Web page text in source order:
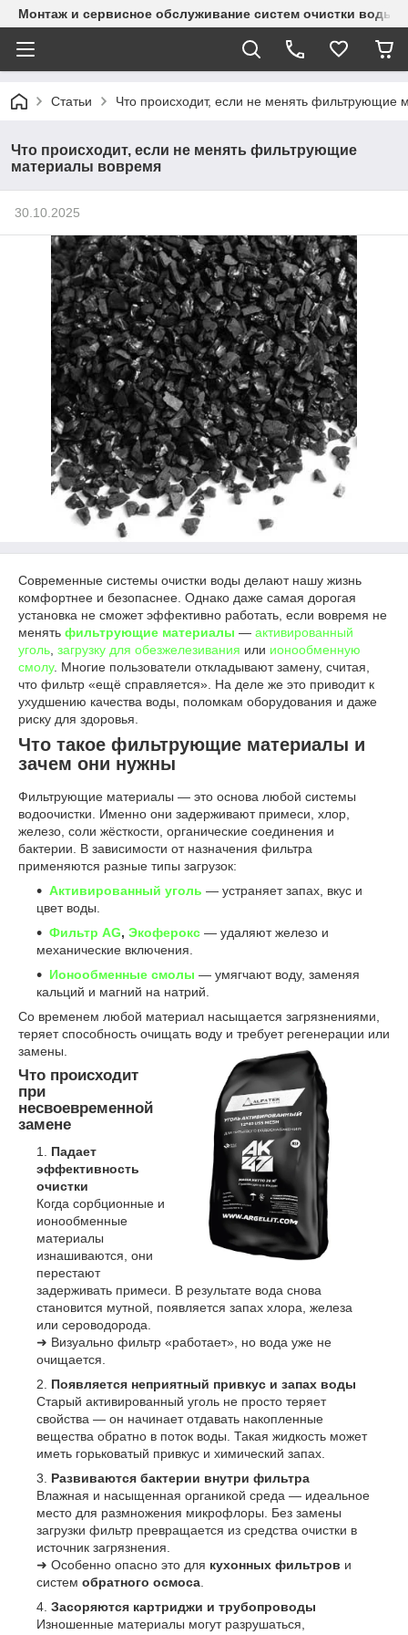
Монтаж и сервисное обслуживание систем очистки воды
Статьи Что происходит, если не менять фильтрующие
Что происходит, если не менять фильтрующие
материалы вовремя
30.10.2025
Современные системы очистки воды делают нашу жизнь
комфортнее и безопаснее. Однако даже самая дорогая
установка не сможет эффективно работать, если вовремя не
менять фильтрующие материалы — активированный
уголь загрузку для обезжелезивания или ионообменную
смолу. Многие пользователи откладывают замену, считая,
что фильтр «ещё справляется». На деле же это приводит к
ухудшению качества воды, поломкам оборудования и даже
риску для здоровья.
Что такое фильтрующие материалы и
зачем они нужны
Фильтрующие материалы — это основа любой системы
водоочистки. Именно они задерживают примеси, хлор,
железо, соли жёсткости, органические соединения и
бактерии. В зависимости от назначения фильтра
применяются разные типы загрузок:
Активированный уголь — устраняет запах, вкус и
цвет воды.
Фильтр AG, Экоферокс — удаляют железо и
механические включения.
Ионообменные смолы — умягчают воду, заменяя
кальций и магний на натрий.
Со временем любой материал насыщается загрязнениями,
теряет способность очищать воду и требует регенерации или
замены.
Что происходит
при
несвоевременной
замене
Падает
эффективность
очистки
Когда сорбционные и
ионообменные
материалы
изнашиваются, они
перестают
задерживать примеси. В результате вода снова
становится мутной, появляется запах хлора, железа
или сероводорода.
➜ Визуально фильтр «работает», но вода уже не
очищается.
Появляется неприятный привкус и запах воды
Старый активированный уголь не просто теряет
свойства — он начинает отдавать накопленные
вещества обратно в поток воды. Такая жидкость может
иметь горьковатый привкус и химический запах.
Развиваются бактерии внутри фильтра
Влажная и насыщенная органикой среда — идеальное
место для размножения микрофлоры. Без замены
загрузки фильтр превращается из средства очистки в
источник загрязнения.
➜ Особенно опасно это для кухонных фильтров и
систем обратного осмоса.
Засоряются картриджи и трубопроводы
Изношенные материалы могут разрушаться,